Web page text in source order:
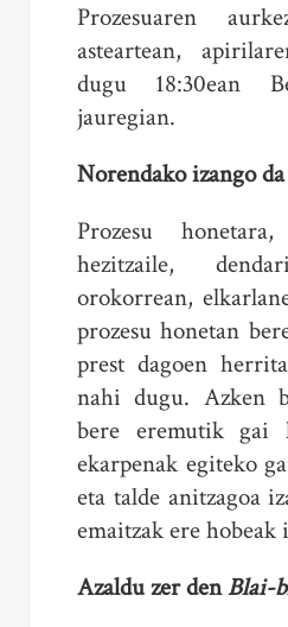
Prozesuaren
asteartean,
dugu 18:30ean
jauregian.
Norendako izango
Prozesu
hezitzaile,
orokorrean,
prozesu honetan
prest dagoen
nahi dugu. Azken
bere eremutik gai
ekarpenak egiteko
eta talde anitzagoa
emaitzak ere hobeak
Azaldu zer denBlai-